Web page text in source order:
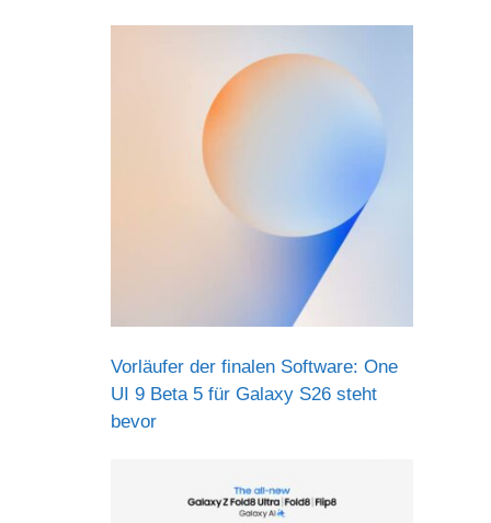
Vorläufer der finalen Software: One
UI 9 Beta 5 für Galaxy S26 steht
bevor